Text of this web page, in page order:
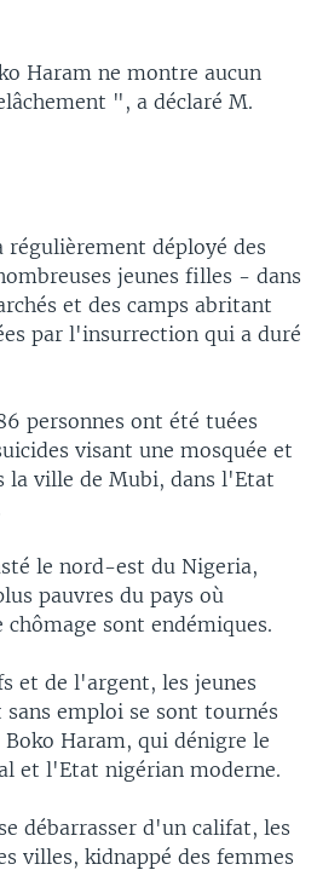
Haram ne montre aucun
", a déclaré M.
régulièrement déployé des
jeunes filles - dans
et des camps abritant
par l'insurrection qui a duré
personnes ont été tuées
visant une mosquée et
la ville de Mubi, dans l'Etat
le nord-est du Nigeria,
pauvres du pays où
sont endémiques.
et de l'argent, les jeunes
sans emploi se sont tournés
Haram, qui dénigre le
et l'Etat nigérian moderne.
débarrasser d'un califat, les
villes, kidnappé des femmes